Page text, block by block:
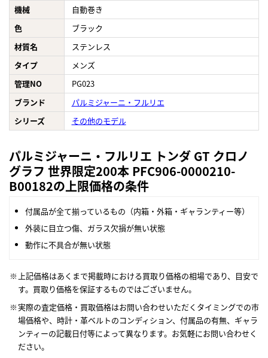
機械
自動巻き
色
ブラック
材質名
ステンレス
タイプ
メンズ
管理NO
PG023
ブランド
パルミジャーニ・フルリエ
シリーズ
その他のモデル
パルミジャーニ・フルリエ トンダ GT クロノ
グラフ 世界限定200本 PFC906-0000210-
B00182の上限価格の条件
付属品が全て揃っているもの（内箱・外箱・ギャランティー等）
外装に目立つ傷、ガラス欠損が無い状態
動作に不具合が無い状態
上記価格はあくまで掲載時における買取り価格の相場であり、目安で
す。買取り価格を保証するものではございません。
実際の査定価格・買取価格はお問い合わせいただくタイミングでの市
場価格や、時計・革ベルトのコンディション、付属品の有無、ギャラ
ンティーの記載日付等によって異なります。お気軽にお問い合わせく
ださい。